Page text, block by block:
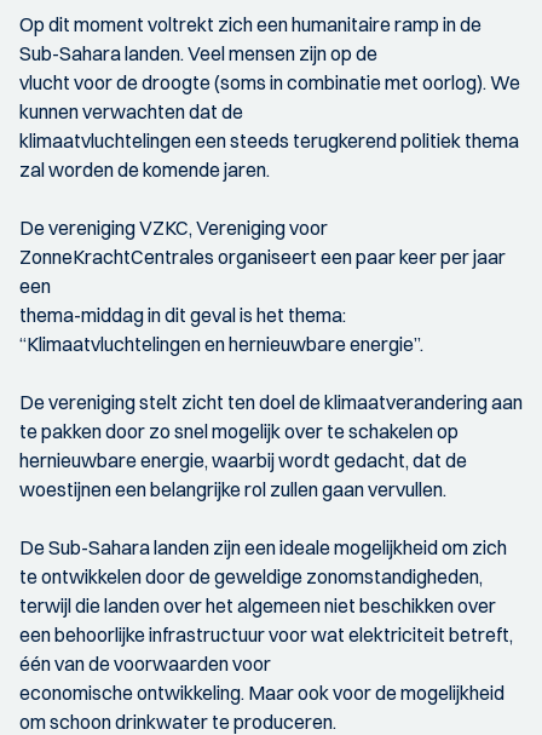
Op dit moment voltrekt zich een humanitaire ramp in de
Sub-Sahara landen. Veel mensen zijn op de
vlucht voor de droogte (soms in combinatie met oorlog). We
kunnen verwachten dat de
klimaatvluchtelingen een steeds terugkerend politiek thema
zal worden de komende jaren.
De vereniging VZKC, Vereniging voor
ZonneKrachtCentrales organiseert een paar keer per jaar
een
thema-middag in dit geval is het thema:
“Klimaatvluchtelingen en hernieuwbare energie”.
De vereniging stelt zicht ten doel de klimaatverandering aan
te pakken door zo snel mogelijk over te schakelen op
hernieuwbare energie, waarbij wordt gedacht, dat de
woestijnen een belangrijke rol zullen gaan vervullen.
De Sub-Sahara landen zijn een ideale mogelijkheid om zich
te ontwikkelen door de geweldige zonomstandigheden,
terwijl die landen over het algemeen niet beschikken over
een behoorlijke infrastructuur voor wat elektriciteit betreft,
één van de voorwaarden voor
economische ontwikkeling. Maar ook voor de mogelijkheid
om schoon drinkwater te produceren.